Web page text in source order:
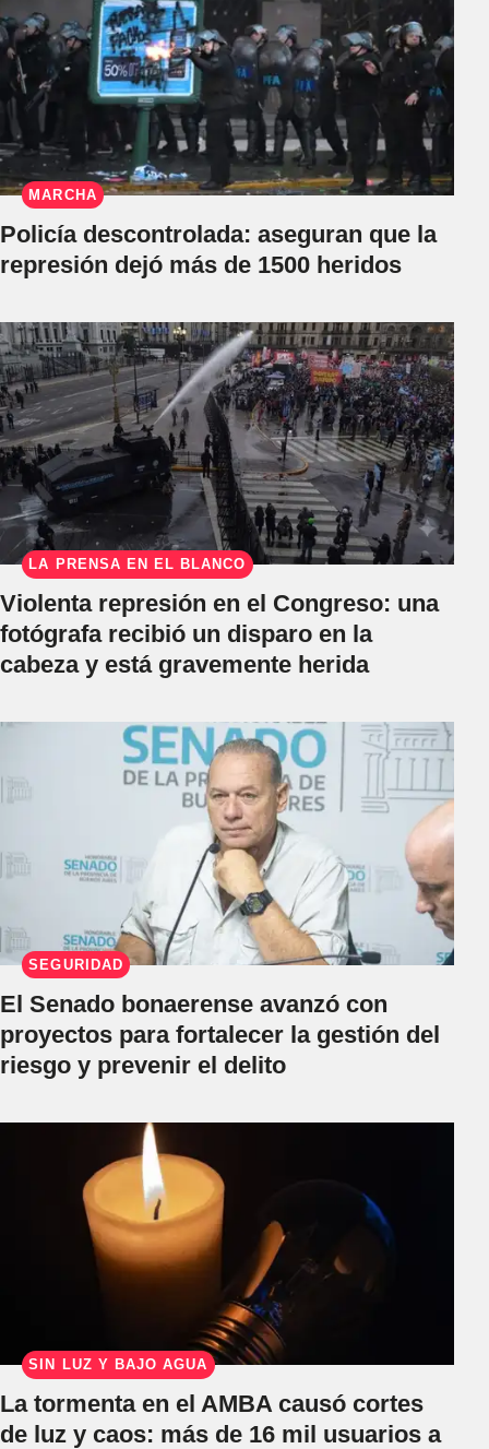
MARCHA
Policía descontrolada: aseguran que la
represión dejó más de 1500 heridos
LA PRENSA EN EL BLANCO
Violenta represión en el Congreso: una
fotógrafa recibió un disparo en la
cabeza y está gravemente herida
SEGURIDAD
El Senado bonaerense avanzó con
proyectos para fortalecer la gestión del
riesgo y prevenir el delito
SIN LUZ Y BAJO AGUA
La tormenta en el AMBA causó cortes
de luz y caos: más de 16 mil usuarios a